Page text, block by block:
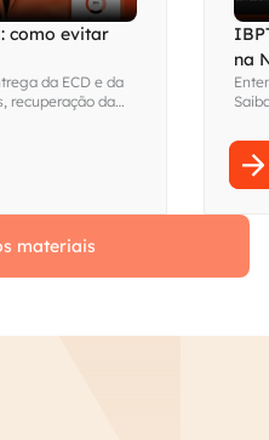
como evitar
da ECD e da
recuperação da
na
materiais